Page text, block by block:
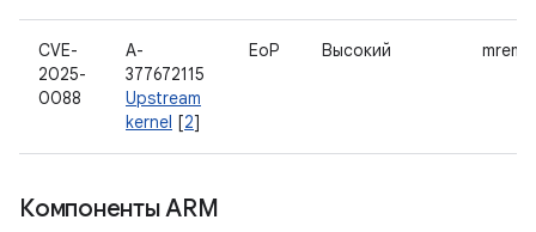
CVE-
2025-
0088
A-
377672115
Upstream
kernel [2]
EoP Высокий
Компоненты ARM